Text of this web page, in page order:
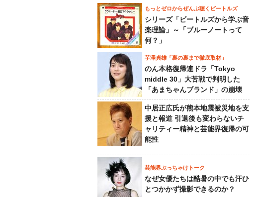
もっとゼロからぜんぶ聴くビートルズ
シリーズ「ビートルズから学ぶ音
楽理論」～「ブルーノートって
何？」
芋澤貞雄「裏の裏まで徹底取材」
のん本格復帰連ドラ「Tokyo
middle 30」大苦戦で判明した
「あまちゃんブランド」の崩壊
中居正広氏が熊本地震被災地を支
援と報道 引退後も変わらないチ
ャリティー精神と芸能界復帰の可
能性
芸能界ぶっちゃけトーク
なぜ女優たちは酷暑の中でも汗ひ
とつかかず撮影できるのか？